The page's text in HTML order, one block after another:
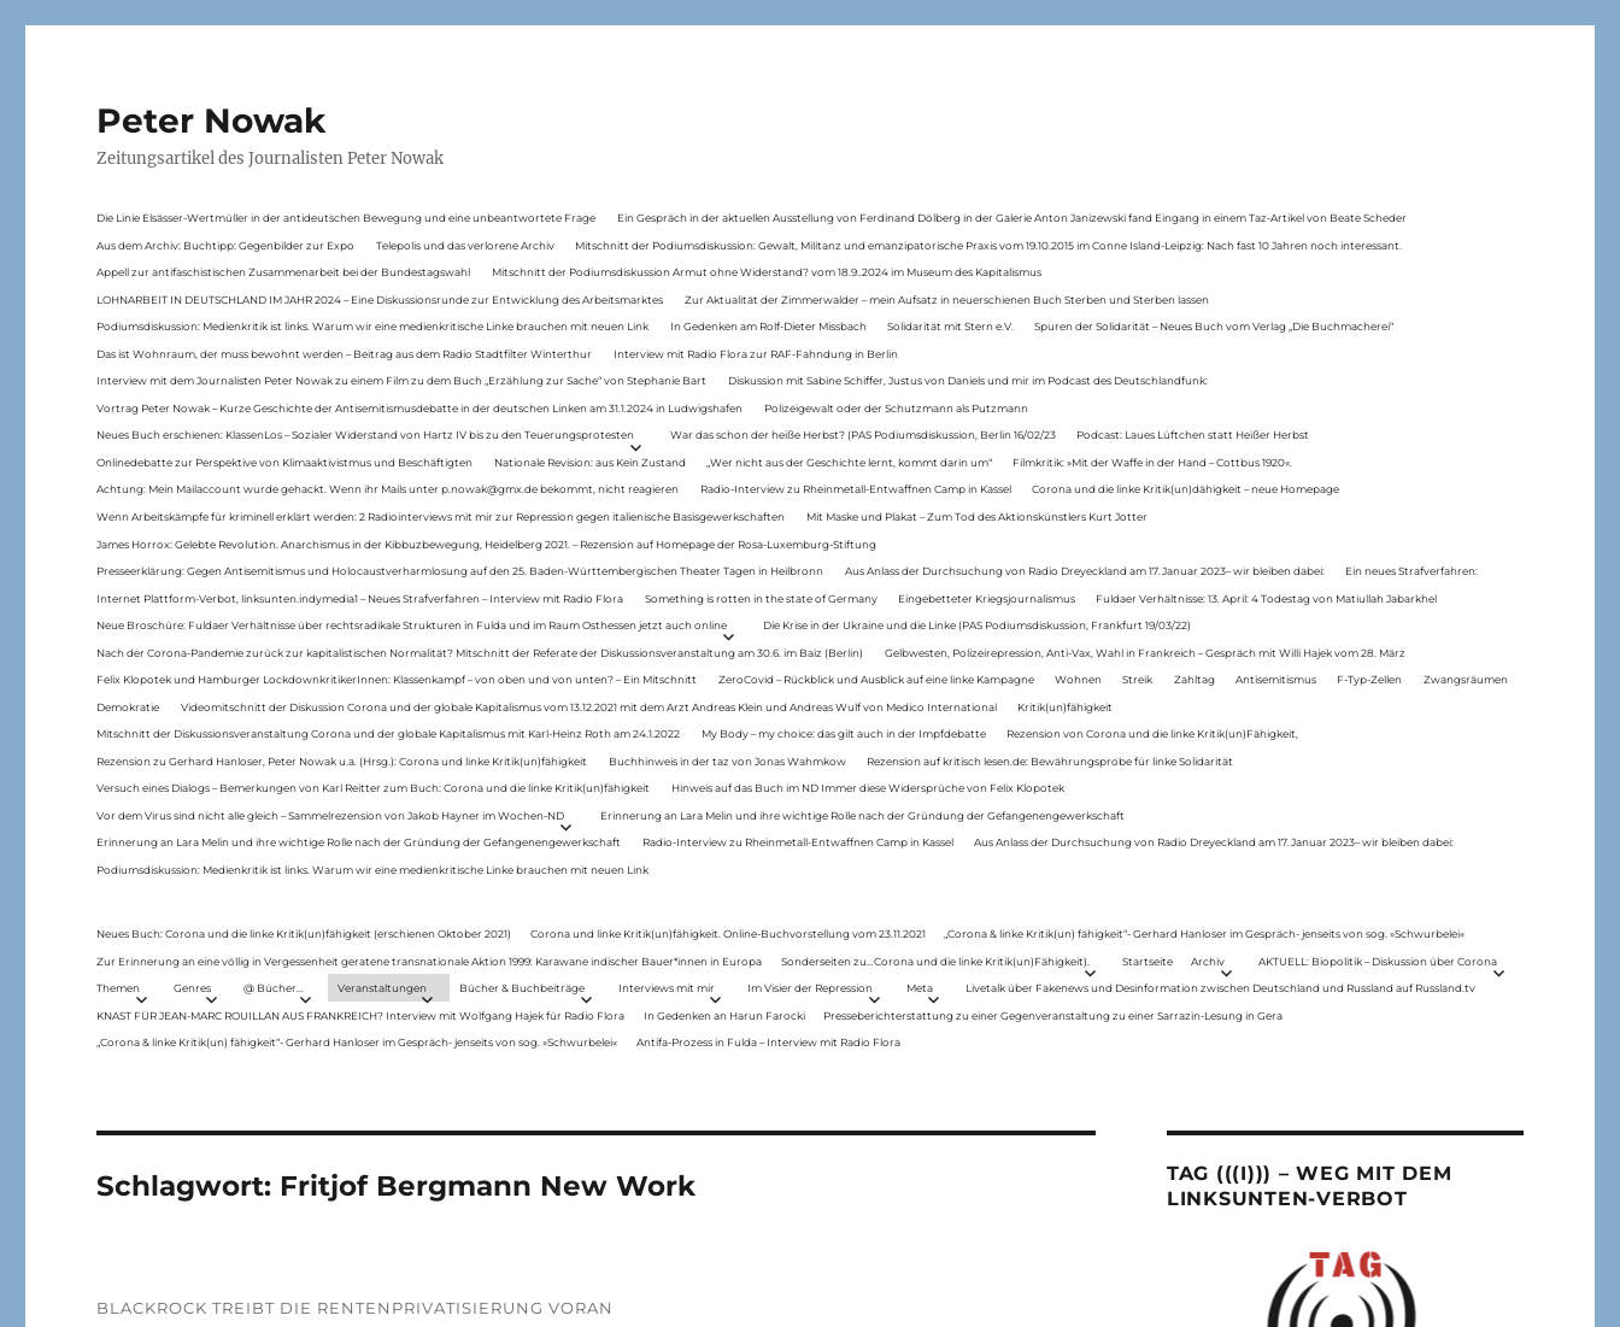
Peter Nowak
Zeitungsartikel des Journalisten Peter Nowak
Die Linie Elsässer-Wertmüller in der antideutschen Bewegung und eine unbeantwortete Frage Ein Gespräch in der aktuellen Ausstellung von Ferdinand Dölberg in der Galerie Anton Janizewski fand Eingang in einem Taz-Artikel von Beate Scheder
Aus dem Archiv: Buchtipp: Gegenbilder zur Expo Telepolis und das verlorene Archiv Mitschnitt der Podiumsdiskussion: Gewalt, Militanz und emanzipatorische Praxis vom 19.10.2015 im Conne Island-Leipzig: Nach fast 10 Jahren noch interessant.
Appell zur antifaschistischen Zusammenarbeit bei der Bundestagswahl Mitschnitt der Podiumsdiskussion Armut ohne Widerstand? vom 18.9..2024 im Museum des Kapitalismus
LOHNARBEIT IN DEUTSCHLAND IM JAHR 2024 – Eine Diskussionsrunde zur Entwicklung des Arbeitsmarktes Zur Aktualität der Zimmerwalder – mein Aufsatz in neuerschienen Buch Sterben und Sterben lassen
Podiumsdiskussion: Medienkritik ist links. Warum wir eine medienkritische Linke brauchen mit neuen Link In Gedenken am Rolf-Dieter Missbach Solidarität mit Stern e.V. Spuren der Solidarität – Neues Buch vom Verlag „Die Buchmacherei“
Das ist Wohnraum, der muss bewohnt werden – Beitrag aus dem Radio Stadtfilter Winterthur Interview mit Radio Flora zur RAF-Fahndung in Berlin
Interview mit dem Journalisten Peter Nowak zu einem Film zu dem Buch „Erzählung zur Sache“ von Stephanie Bart Diskussion mit Sabine Schiffer, Justus von Daniels und mir im Podcast des Deutschlandfunk:
Vortrag Peter Nowak – Kurze Geschichte der Antisemitismusdebatte in der deutschen Linken am 31.1.2024 in Ludwigshafen Polizeigewalt oder der Schutzmann als Putzmann
Neues Buch erschienen: KlassenLos – Sozialer Widerstand von Hartz IV bis zu den Teuerungsprotesten War das schon der heiße Herbst? (PAS Podiumsdiskussion, Berlin 16/02/23 Podcast: Laues Lüftchen statt Heißer Herbst
Onlinedebatte zur Perspektive von Klimaaktivistmus und Beschäftigten Nationale Revision: aus Kein Zustand „Wer nicht aus der Geschichte lernt, kommt darin um“ Filmkritik: »Mit der Waffe in der Hand – Cottbus 1920«.
Achtung: Mein Mailaccount wurde gehackt. Wenn ihr Mails unter p.nowak@gmx.de bekommt, nicht reagieren Radio-Interview zu Rheinmetall-Entwaffnen Camp in Kassel Corona und die linke Kritik(un)dähigkeit – neue Homepage
Wenn Arbeitskämpfe für kriminell erklärt werden: 2 Radiointerviews mit mir zur Repression gegen italienische Basisgewerkschaften Mit Maske und Plakat – Zum Tod des Aktionskünstlers Kurt Jotter
James Horrox: Gelebte Revolution. Anarchismus in der Kibbuzbewegung, Heidelberg 2021. – Rezension auf Homepage der Rosa-Luxemburg-Stiftung
Presseerklärung: Gegen Antisemitismus und Holocaustverharmlosung auf den 25. Baden-Württembergischen Theater Tagen in Heilbronn Aus Anlass der Durchsuchung von Radio Dreyeckland am 17.Januar 2023– wir bleiben dabei: Ein neues Strafverfahren:
Internet Plattform-Verbot, linksunten.indymedia1 – Neues Strafverfahren – Interview mit Radio Flora Something is rotten in the state of Germany Eingebetteter Kriegsjournalismus Fuldaer Verhältnisse: 13. April: 4 Todestag von Matiul­lah Jabarkhel
Neue Broschüre: Fuldaer Verhältnisse über rechtsradikale Strukturen in Fulda und im Raum Osthessen jetzt auch online Die Krise in der Ukraine und die Linke (PAS Podiumsdiskussion, Frankfurt 19/03/22)
Nach der Corona-Pandemie zurück zur kapitalistischen Normalität? Mitschnitt der Referate der Diskussionsveranstaltung am 30.6. im Baiz (Berlin) Gelbwesten, Polizeirepression, Anti-Vax, Wahl in Frankreich – Gespräch mit Willi Hajek vom 28. März
Felix Klopotek und Hamburger LockdownkritikerInnen: Klassenkampf – von oben und von unten? – Ein Mitschnitt ZeroCovid – Rückblick und Ausblick auf eine linke Kampagne Wohnen Streik Zahltag Antisemitismus F-Typ-Zellen Zwangsräumen
Demokratie Videomitschnitt der Diskussion Corona und der globale Kapitalismus vom 13.12.2021 mit dem Arzt Andreas Klein und Andreas Wulf von Medico International Kritik(un)fähigkeit
Mitschnitt der Diskussionsveranstaltung Corona und der globale Kapitalismus mit Karl-Heinz Roth am 24.1.2022 My Body – my choice: das gilt auch in der Impfdebatte Rezension von Corona und die linke Kritik(un)Fähigkeit,
Rezension zu Gerhard Hanloser, Peter Nowak u.a. (Hrsg.): Corona und linke Kritik(un)fähigkeit Buchhinweis in der taz von Jonas Wahmkow Rezension auf kritisch lesen.de: Bewährungsprobe für linke Solidarität
Versuch eines Dialogs – Bemerkungen von Karl Reitter zum Buch: Corona und die linke Kritik(un)fähigkeit Hinweis auf das Buch im ND Immer diese Widersprüche von Felix Klopotek
Vor dem Virus sind nicht alle gleich – Sammelrezension von Jakob Hayner im Wochen-ND Erinnerung an Lara Melin und ihre wichtige Rolle nach der Gründung der Gefangenengewerkschaft
Erinnerung an Lara Melin und ihre wichtige Rolle nach der Gründung der Gefangenengewerkschaft Radio-Interview zu Rheinmetall-Entwaffnen Camp in Kassel Aus Anlass der Durchsuchung von Radio Dreyeckland am 17.Januar 2023– wir bleiben dabei:
Podiumsdiskussion: Medienkritik ist links. Warum wir eine medienkritische Linke brauchen mit neuen Link
Neues Buch: Corona und die linke Kritik(un)fähigkeit (erschienen Oktober 2021) Corona und linke Kritik(un)fähigkeit. Online-Buchvorstellung vom 23.11.2021 „Corona & linke Kritik(un) fähigkeit“- Gerhard Hanloser im Gespräch- jenseits von sog. »Schwurbelei«
Zur Erinnerung an eine völlig in Vergessenheit geratene transnationale Aktion 1999: Karawane indischer Bauer*innen in Europa Sonderseiten zu…Corona und die linke Kritik(un)Fähigkeit). Startseite Archiv AKTUELL: Biopolitik – Diskussion über Corona
Themen Genres @ Bücher… Veranstaltungen Bücher & Buchbeiträge Interviews mit mir Im Visier der Repression Meta Livetalk über Fakenews und Desinformation zwischen Deutschland und Russland auf Russland.tv
KNAST FÜR JEAN-MARC ROUILLAN AUS FRANKREICH? Interview mit Wolfgang Hajek für Radio Flora In Gedenken an Harun Farocki Presseberichterstattung zu einer Gegenveranstaltung zu einer Sarrazin-Lesung in Gera
„Corona & linke Kritik(un) fähigkeit“- Gerhard Hanloser im Gespräch- jenseits von sog. »Schwurbelei« Antifa-Prozess in Fulda – Interview mit Radio Flora
Schlagwort: Fritjof Bergmann New Work
BLACKROCK TREIBT DIE RENTENPRIVATISIERUNG VORAN
TAG (((I))) – WEG MIT DEM
LINKSUNTEN-VERBOT